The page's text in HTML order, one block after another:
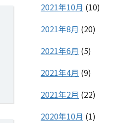
2021年10月 (10)
2021年8月 (20)
2021年6月 (5)
2021年4月 (9)
2021年2月 (22)
2020年10月 (1)